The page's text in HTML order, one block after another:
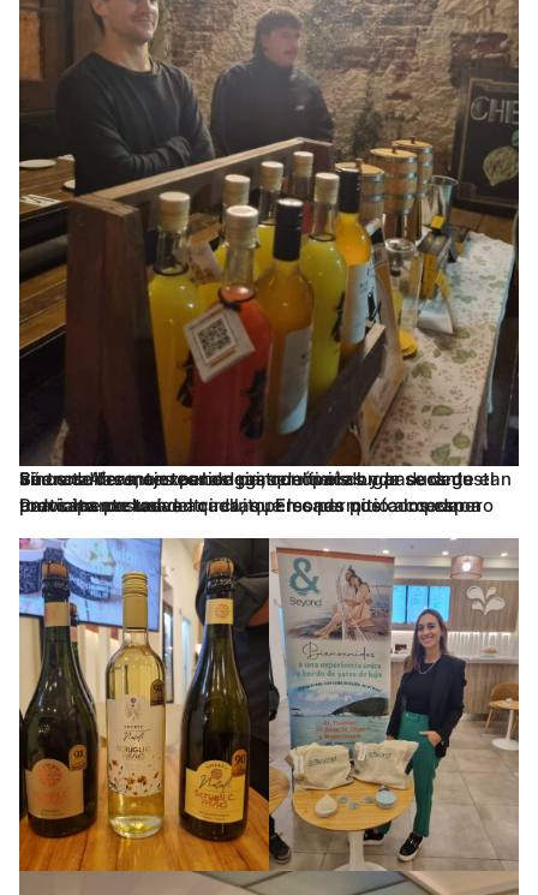
Se trata de una experiencia, que tiene lugar durante el año en diferentes zonas gastronómicas y paseos de Buenos Aires, un tour de primer nivel donde se degustan vinos de las mejores bodegas del país.
Participaron todas aquellas personas que compraron previamente una entrada, que les permitió acceder a todos las postas del circuito. En cada posta los espero una cata exclusiva.